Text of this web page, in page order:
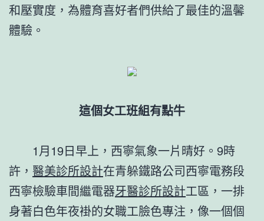
和壓實度，為體育喜好者們供給了最佳的溫馨
體驗。
這個女工班組有點牛
1月19日早上，西寧氣象一片晴好。9時
許， 醫美診所設計在青躲鐵路公司西寧電務段
西寧檢驗車間繼電器牙醫診所設計工區，一排
身著白色年夜褂的女職工臉色專注，像一個個